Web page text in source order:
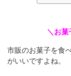
＼お
市販のお菓子を食
がいいですよね。